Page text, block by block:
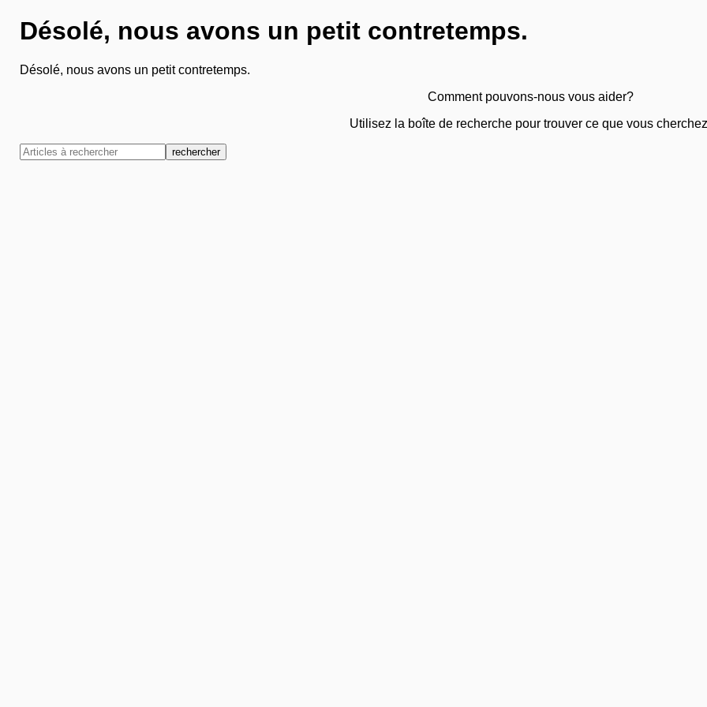
Désolé, nous avons un petit contretemps.
Désolé, nous avons un petit contretemps.
Comment pouvons-nous vous aider?
Utilisez la boîte de recherche pour trouver ce que vous
rechercher